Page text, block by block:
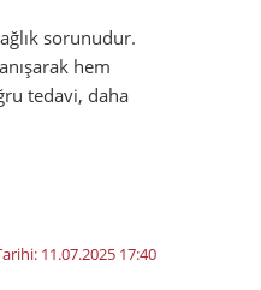
sorunudur.
hem
tedavi, daha
11.07.2025 17:40